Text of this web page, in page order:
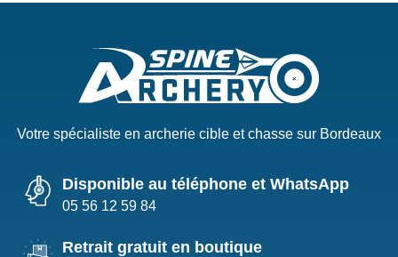
Votre spécialiste en archerie cible et chasse sur Bordeaux
Disponible au téléphone et WhatsApp
05 56 12 59 84
Retrait gratuit en boutique